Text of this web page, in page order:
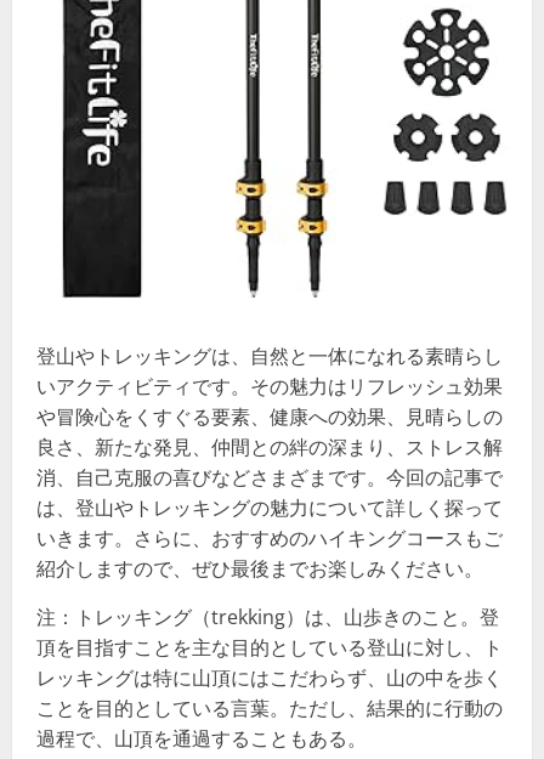
登山やトレッキングは、自然と一体になれる素晴らし
いアクティビティです。その魅力はリフレッシュ効果
や冒険心をくすぐる要素、健康への効果、見晴らしの
良さ、新たな発見、仲間との絆の深まり、ストレス解
消、自己克服の喜びなどさまざまです。今回の記事で
は、登山やトレッキングの魅力について詳しく探って
いきます。さらに、おすすめのハイキングコースもご
紹介しますので、ぜひ最後までお楽しみください。
注：トレッキング（trekking）は、山歩きのこと。登
頂を目指すことを主な目的としている登山に対し、ト
レッキングは特に山頂にはこだわらず、山の中を歩く
ことを目的としている言葉。ただし、結果的に行動の
過程で、山頂を通過することもある。